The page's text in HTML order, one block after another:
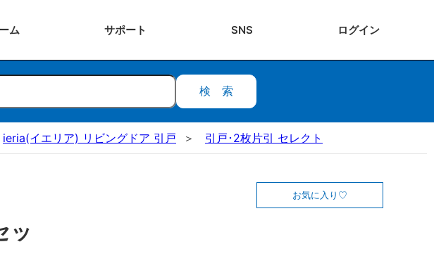
ム サポート SNS ログイン
検索
ieria(イエリア) リビングドア 引戸 引戸･2枚片引 セレクト
ッ
お気に入り